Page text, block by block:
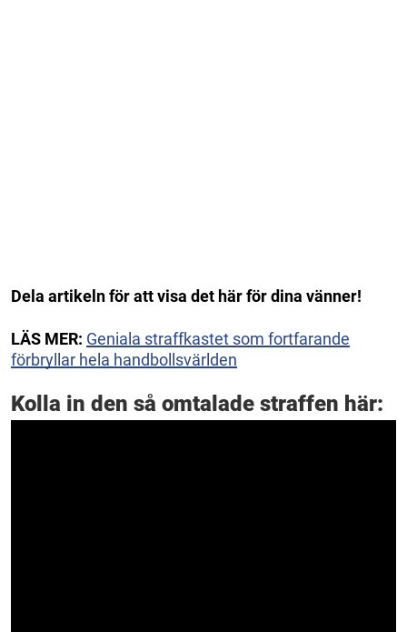
Dela artikeln för att visa det här för dina vänner!
LÄS MER: Geniala straffkastet som fortfarande
förbryllar hela handbollsvärlden
Kolla in den så omtalade straffen här: